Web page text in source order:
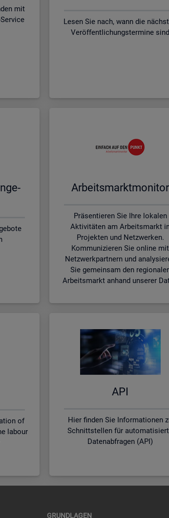
mit
Lesen Sie nach, wann die
Veröffentlichungstermine sind
Ar­beits­markt­mo­ni­tor
Präsentieren Sie Ihre lokalen
Aktivitäten am Arbeitsmarkt
Projekten und Netzwerken.
Kommunizieren Sie online mit
Netzwerkpartnern und
Sie gemeinsam den
Arbeitsmarkt anhand unserer
of
labour
API
Hier finden Sie Informationen
Schnittstellen für
Datenabfragen (API)
GRUND­LA­GEN